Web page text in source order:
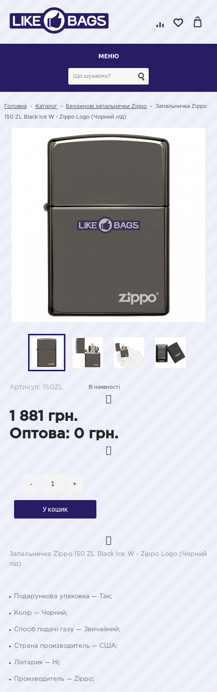
МЕНЮ
Головна - Каталог - Бензинові запальнички Zippo - Запальничка Zippo
150 ZL Black Ice W - Zippo Logo (Чорний лід)
Артикул: 150ZL В наявності
1 881 грн.
Оптова: 0 грн.
- +
У кошик
Запальничка Zippo 150 ZL Black Ice W - Zippo Logo (Чорний
лід)
Подарункова упаковка — Так;
Колір — Чорний;
Спосіб подачі газу — Звичайний;
Страна производитель — США;
Ліхтарик — Ні;
Производитель — Zippo;